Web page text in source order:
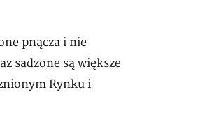
pnącza i nie
sadzone są większe
Rynku i